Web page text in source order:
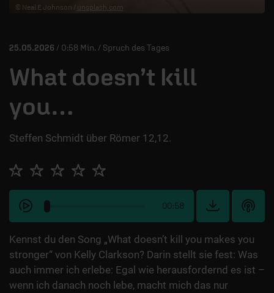
MITMACHEN
ÜBER UNS
© Neal E Johnson / unsplash.com
25.05.2026 / 0:58 Min. / Spruch des Tages
What doesn’t kill
you…
Steffen Schmidt über Römer 12,12.
00:58
Kennst du den Song „What doesn’t kill you makes you
stronger“ von Kelly Clarkson? Darin stellt sie fest: Was
auch immer ich erlebe: Egal wie herausfordernd es ist –
wenn ich danach noch lebe, macht mich das nur